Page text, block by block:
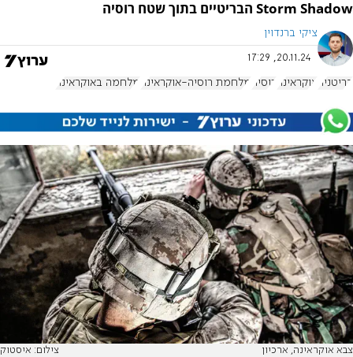
Storm Shadow הבריטיים בתוך שטח רוסיה
ציקי ברנדוין
20.11.24, 17:29
בריטניה אוקראינה רוסיה מלחמת רוסיה-אוקראינה מלחמה באוקראינה
צבא אוקראינה, ארכיון צילום: איסטוק